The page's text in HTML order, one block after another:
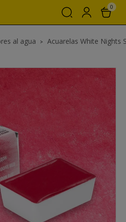
0
al agua Acuarelas White Nights